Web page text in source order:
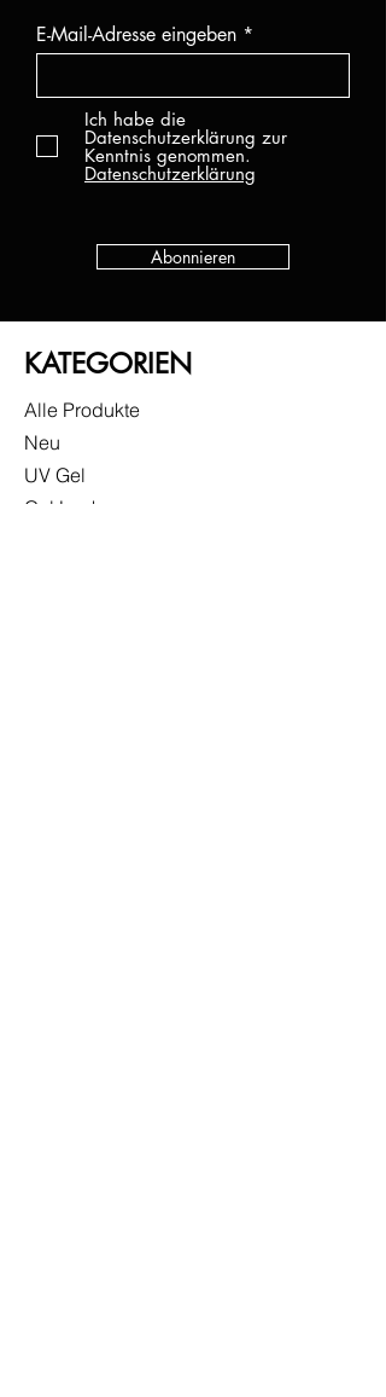
E-Mail-Adresse eingeben
Ich habe die
Datenschutzerklärung zur
Kenntnis genommen.
Datenschutzerklärung
Abonnieren
KATEGORIEN
Alle Produkte
Neu
UV Gel
Gel Lack